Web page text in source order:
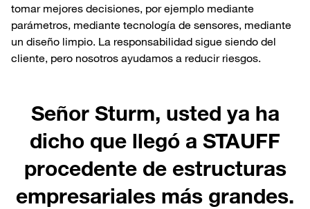
tomar mejores decisiones, por ejemplo mediante
parámetros, mediante tecnología de sensores, mediante
un diseño limpio. La responsabilidad sigue siendo del
cliente, pero nosotros ayudamos a reducir riesgos.
Señor Sturm, usted ya ha
dicho que llegó a STAUFF
procedente de estructuras
empresariales más grandes.